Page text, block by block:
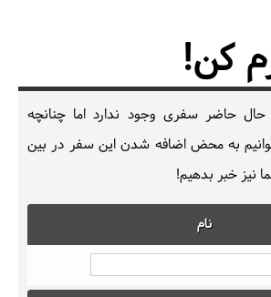
کن!
حاضر سفری وجود ندارد اما چنانچه
به محض اضافه شدن این سفر در بین
نیز خبر بدهیم!
نام